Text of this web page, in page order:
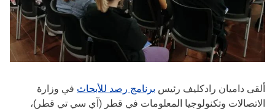
ألقى داميان رادكليف رئيس برنامج رصد للأبحاث في وزارة
الاتصالات وتكنولوجيا المعلومات في قطر (آي سي تي قطر)،